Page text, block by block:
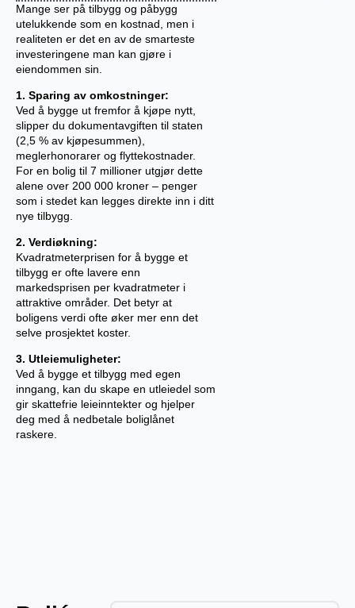
Mange ser på tilbygg og påbygg
utelukkende som en kostnad, men i
realiteten er det en av de smarteste
investeringene man kan gjøre i
eiendommen sin.
1. Sparing av omkostninger:
Ved å bygge ut fremfor å kjøpe nytt,
slipper du dokumentavgiften til staten
(2,5 % av kjøpesummen),
meglerhonorarer og flyttekostnader.
For en bolig til 7 millioner utgjør dette
alene over 200 000 kroner – penger
som i stedet kan legges direkte inn i ditt
nye tilbygg.
2. Verdiøkning:
Kvadratmeterprisen for å bygge et
tilbygg er ofte lavere enn
markedsprisen per kvadratmeter i
attraktive områder. Det betyr at
boligens verdi ofte øker mer enn det
selve prosjektet koster.
3. Utleiemuligheter:
Ved å bygge et tilbygg med egen
inngang, kan du skape en utleiedel som
gir skattefrie leieinntekter og hjelper
deg med å nedbetale boliglånet
raskere.